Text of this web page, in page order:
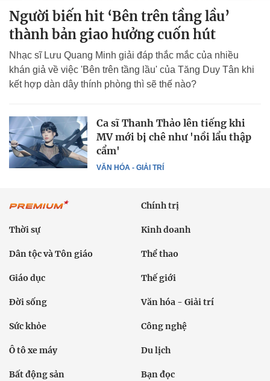
Người biến hit ‘Bên trên tầng lầu’
thành bản giao hưởng cuốn hút
Nhạc sĩ Lưu Quang Minh giải đáp thắc mắc của nhiều
khán giả về việc 'Bên trên tầng lầu' của Tăng Duy Tân khi
kết hợp dàn dây thính phòng thì sẽ thế nào?
VĂN HÓA - GIẢI TRÍ
Ca sĩ Thanh Thảo lên tiếng khi
MV mới bị chê như 'nồi lẩu thập
cẩm'
Chính trị
Thời sự Kinh doanh
Dân tộc và Tôn giáo Thể thao
Giáo dục Thế giới
Đời sống Văn hóa - Giải trí
Sức khỏe Công nghệ
Ô tô xe máy Du lịch
Bất động sản Bạn đọc